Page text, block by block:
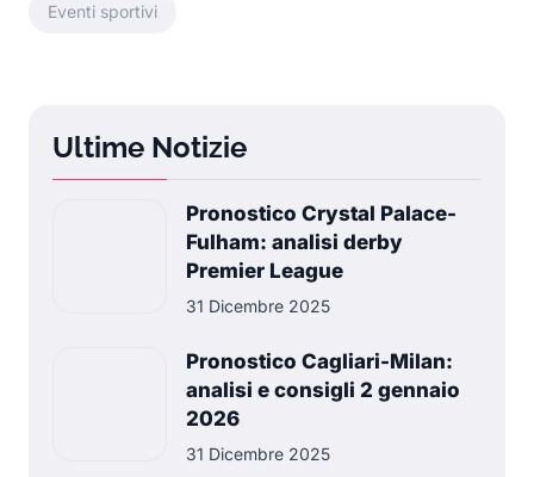
Eventi sportivi
Ultime Notizie
Pronostico Crystal Palace-
Fulham: analisi derby
Premier League
31 Dicembre 2025
Pronostico Cagliari-Milan:
analisi e consigli 2 gennaio
2026
31 Dicembre 2025